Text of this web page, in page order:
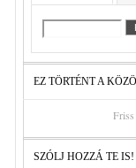
EZ TÖRTÉNT A
Friss
SZÓLJ HOZZÁ TE IS!